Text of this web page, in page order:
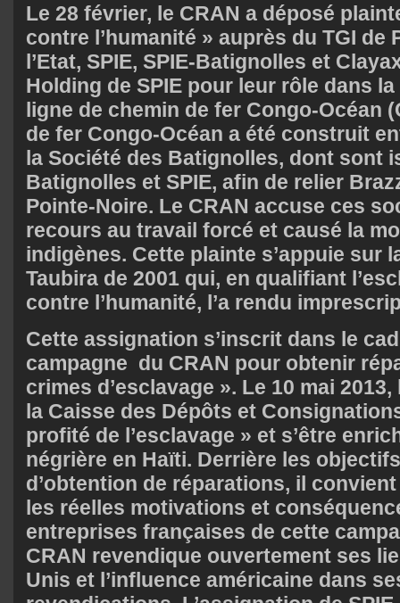
Le 28 février, le CRAN a déposé
contre l’humanité » auprès du TGI de
l’Etat, SPIE, SPIE-Batignolles et
Holding de SPIE pour leur rôle dans
ligne de chemin de fer Congo-Océan
de fer Congo-Océan a été construit
la Société des Batignolles, dont sont
Batignolles et SPIE, afin de relier
Pointe-Noire. Le CRAN accuse ces
recours au travail forcé et causé la
indigènes. Cette plainte s’appuie sur
Taubira de 2001 qui, en qualifiant
contre l’humanité, l’a rendu
Cette assignation s’inscrit dans le
campagne du CRAN pour obtenir
crimes d’esclavage ». Le 10 mai
la Caisse des Dépôts et
profité de l’esclavage » et s’être
négrière en Haïti. Derrière les
d’obtention de réparations, il
les réelles motivations et
entreprises françaises de cette
CRAN revendique ouvertement ses
Unis et l’influence américaine dans